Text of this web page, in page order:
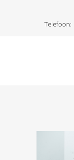
Telefoon: